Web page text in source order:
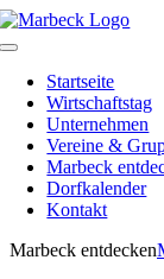
Skip
to
Toggle
NavigationStartseite
Wirtschaftstag
Unternehmen
Vereine &
Marbeck
Dorfkalender
Kontakt
Marbeck entdecken